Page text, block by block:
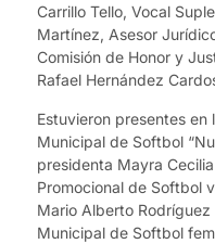
Carrillo Tello, Vocal
Martínez, Asesor
Comisión de Honor y
Rafael Hernández
Estuvieron presentes
Municipal de Softbol
presidenta Mayra
Promocional de Softbol
Mario Alberto
Municipal de Softbol